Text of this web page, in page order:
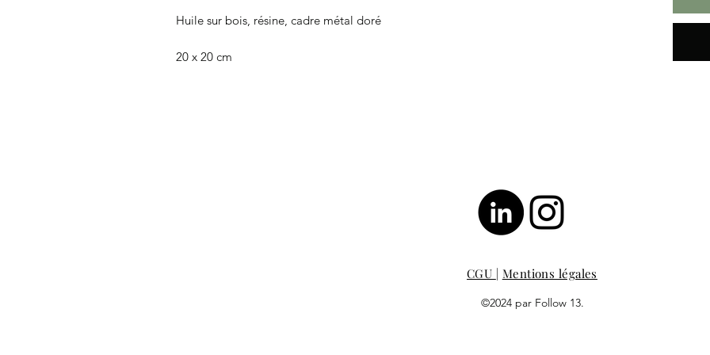
Huile sur bois, résine, cadre métal doré
20 x 20 cm
CGU Mentions légales
©2024 par Follow 13.